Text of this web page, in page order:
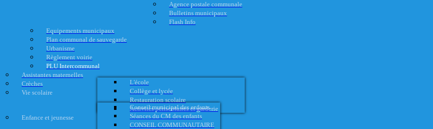
Agence postale communale
Bulletins municipaux
Flash Info
Equipements municipaux
Plan communal de sauvegarde
Urbanisme
Règlement voirie
PLU Intercommunal
Assistantes maternelles
Crèches
Vie scolaire
L'école
Collège et lycée
Restauration scolaire
Activités périscolaires et garderie
Enfance et jeunesse
Conseil municipal des enfants
Séances du CM des enfants
CONSEIL COMMUNAUTAIRE